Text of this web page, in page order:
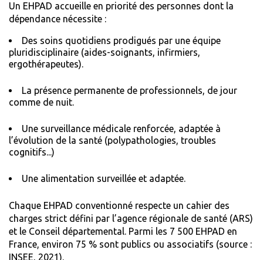
Un EHPAD accueille en priorité des personnes dont la
dépendance nécessite :
Des soins quotidiens prodigués par une équipe
pluridisciplinaire (aides-soignants, infirmiers,
ergothérapeutes).
La présence permanente de professionnels, de jour
comme de nuit.
Une surveillance médicale renforcée, adaptée à
l’évolution de la santé (polypathologies, troubles
cognitifs...)
Une alimentation surveillée et adaptée.
Chaque EHPAD conventionné respecte un cahier des
charges strict défini par l’agence régionale de santé (ARS)
et le Conseil départemental. Parmi les 7 500 EHPAD en
France, environ 75 % sont publics ou associatifs (source :
INSEE, 2021).